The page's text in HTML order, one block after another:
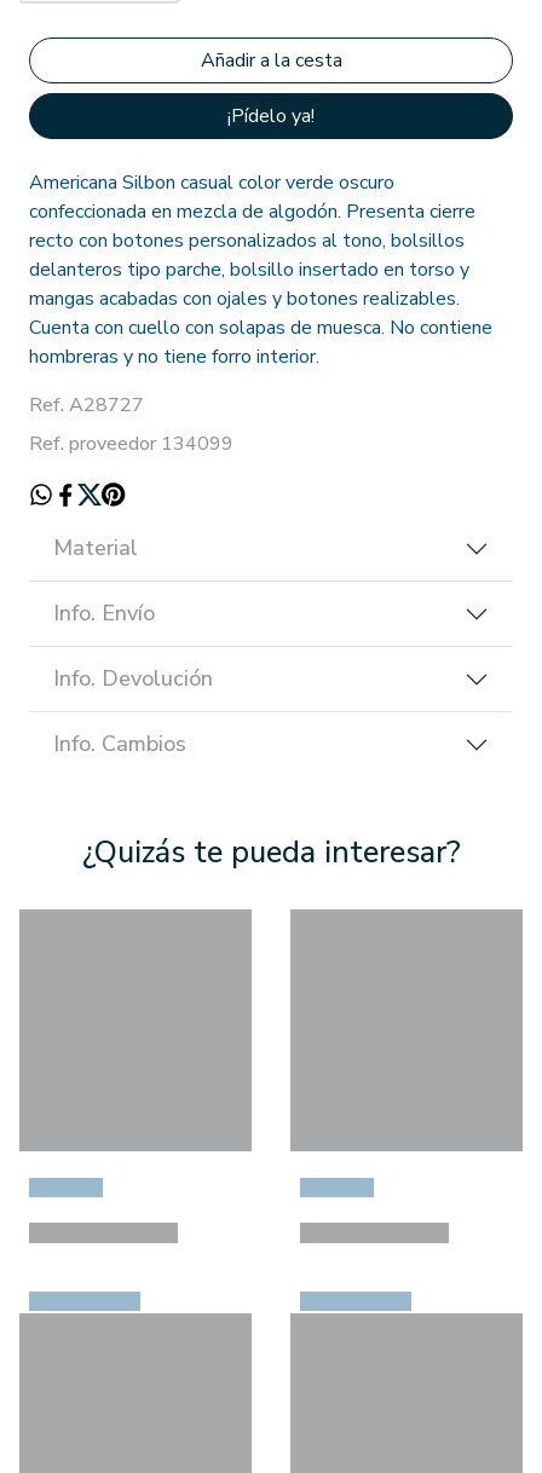
¡Pídelo ya!
Americana Silbon casual color verde oscuro
confeccionada en mezcla de algodón. Presenta cierre
recto con botones personalizados al tono, bolsillos
delanteros tipo parche, bolsillo insertado en torso y
mangas acabadas con ojales y botones realizables.
Cuenta con cuello con solapas de muesca. No contiene
hombreras y no tiene forro interior.
Ref. A28727
Ref. proveedor 134099
Material
Info. Envío
Info. Devolución
Info. Cambios
¿Quizás te pueda interesar?